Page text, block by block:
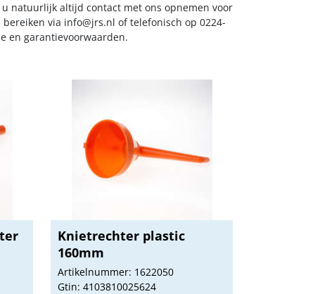
natuurlijk altijd contact met ons opnemen voor
via info@jrs.nl of telefonisch op 0224-
en garantievoorwaarden.
Knietrechter plastic
160mm
Artikelnummer: 1622050
Gtin: 4103810025624